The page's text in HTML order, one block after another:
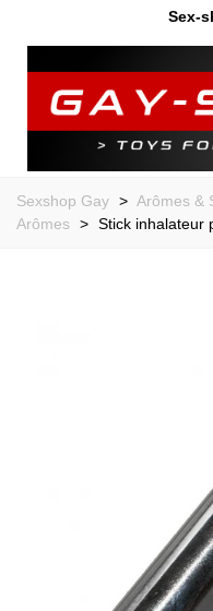
Sex-
Sexshop Gay > Arômes &
Arômes
> Stick inhalateur